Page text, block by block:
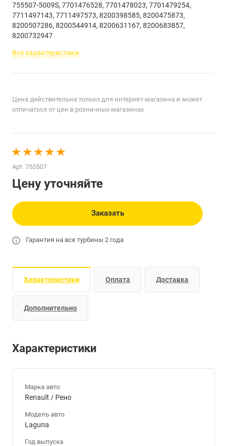
755507-5009S, 7701476528, 7701478023, 7701479254,
7711497143, 7711497573, 8200398585, 8200475873,
8200507286, 8200544914, 8200631167, 8200683857,
8200732947
Все характеристики
Цена действительна только для интернет-магазина и может
отличаться от цен в розничных магазинах
Арт. 755507
Цену уточняйте
Заказать
Гарантия на все турбины 2 года
Характеристики Оплата Доставка
Дополнительно
Характеристики
Марка авто
Renault / Рено
Модель авто
Laguna
Год выпуска